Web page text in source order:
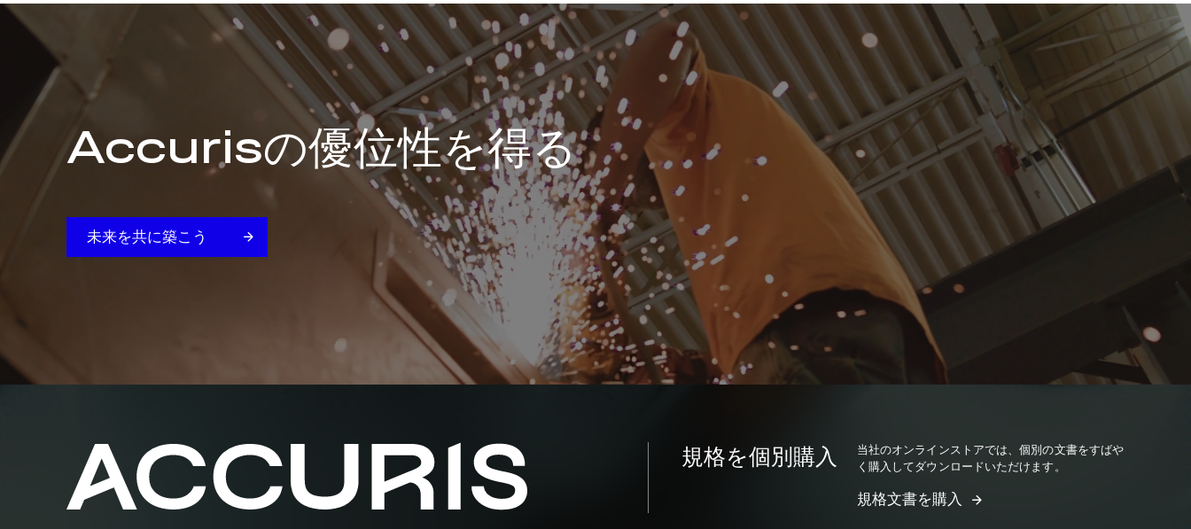
Accurisの優位性を得る
未来を共に築こう
規格を個別購入
当社のオンラインストアでは、個別の文書をすばや
く購入してダウンロードいただけます。
規格文書を購入